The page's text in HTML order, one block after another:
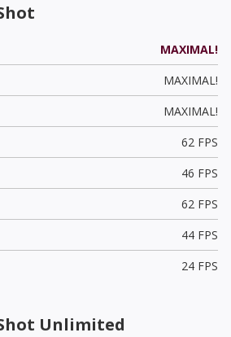
MAXIMAL!
MAXIMAL!
MAXIMAL!
62 FPS
46 FPS
62 FPS
44 FPS
24 FPS
Unlimited